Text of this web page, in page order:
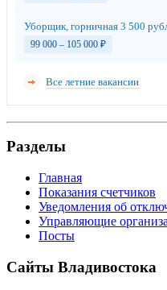
Уборщик, горничная 3 500
99 000 – 105 000 ₽
Все летние вакансии
Разделы
Главная
Показания счетчиков
Уведомления об
Управляющие
Посты
Сайты Владивостока